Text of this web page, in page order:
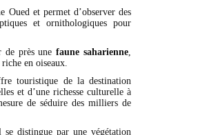
Oued et permet d’observer des
et ornithologiques pour
de près unefaune saharienne
en oiseaux.
touristique de la destination
et d’une richesse culturelle à
de séduire des milliers de
distingue par une végétation